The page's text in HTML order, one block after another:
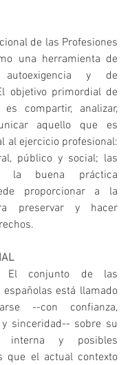
de las Profesiones
una herramienta de
y de
objetivo primordial de
compartir, analizar,
aquello que es
al ejercicio profesional:
público y social; las
la buena práctica
proporcionar a la
preservar y hacer
El conjunto de las
españolas está llamado
--con confianza,
sinceridad-- sobre su
interna y posibles
que el actual contexto